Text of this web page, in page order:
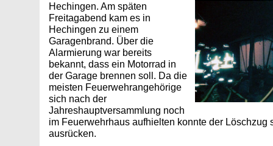
Hechingen. Am späten
Freitagabend kam es in
Hechingen zu einem
Garagenbrand. Über die
Alarmierung war bereits
bekannt, dass ein Motorrad in
der Garage brennen soll. Da die
meisten Feuerwehrangehörige
sich nach der
Jahreshauptversammlung noch
im Feuerwehrhaus aufhielten konnte der Löschzug
ausrücken.